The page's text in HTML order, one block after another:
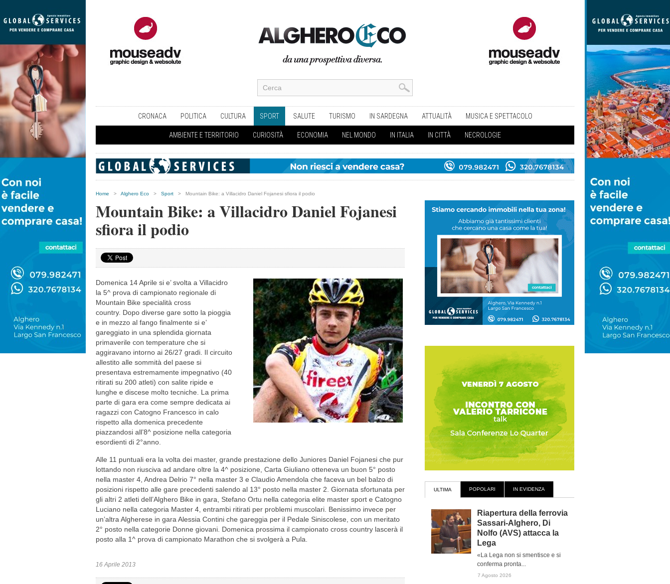
CRONACA POLITICA CULTURA SPORT SALUTE TURISMO IN SARDEGNA ATTUALITÀ MUSICA E SPETTACOLO
AMBIENTE E TERRITORIO CURIOSITÀ ECONOMIA NEL MONDO IN ITALIA IN CITTÀ NECROLOGIE
Home > Alghero Eco > Sport > Mountain Bike: a Villacidro Daniel Fojanesi sfiora il podio
Mountain Bike: a Villacidro Daniel Fojanesi
sfiora il podio
Domenica 14 Aprile si e’ svolta a Villacidro
la 5^ prova di campionato regionale di
Mountain Bike specialità cross
country. Dopo diverse gare sotto la pioggia
e in mezzo al fango finalmente si e’
gareggiato in una splendida giornata
primaverile con temperature che si
aggiravano intorno ai 26/27 gradi. Il circuito
allestito alle sommità del paese si
presentava estremamente impegnativo (40
ritirati su 200 atleti) con salite ripide e
lunghe e discese molto tecniche. La prima
parte di gara era come sempre dedicata ai
ragazzi con Catogno Francesco in calo
rispetto alla domenica precedente
piazzandosi all’8^ posizione nella categoria
esordienti di 2°anno.
Alle 11 puntuali era la volta dei master, grande prestazione dello Juniores Daniel Fojanesi che pur
lottando non riusciva ad andare oltre la 4^ posizione, Carta Giuliano otteneva un buon 5° posto
nella master 4, Andrea Delrio 7° nella master 3 e Claudio Amendola che faceva un bel balzo di
posizioni rispetto alle gare precedenti salendo al 13° posto nella master 2. Giornata sfortunata per
gli altri 2 atleti dell’Alghero Bike in gara, Stefano Ortu nella categoria elite master sport e Catogno
Luciano nella categoria Master 4, entrambi ritirati per problemi muscolari. Benissimo invece per
un’altra Algherese in gara Alessia Contini che gareggia per il Pedale Siniscolese, con un meritato
2° posto nella categorie Donne giovani. Domenica prossima il campionato cross country lascerà il
posto alla 1^ prova di campionato Marathon che si svolgerà a Pula.
16 Aprile 2013
ULTIMA POPOLARI IN EVIDENZA
Riapertura della ferrovia
Sassari-Alghero, Di
Nolfo (AVS) attacca la
Lega
«La Lega non si smentisce e si
conferma pronta...
7 Agosto 2026